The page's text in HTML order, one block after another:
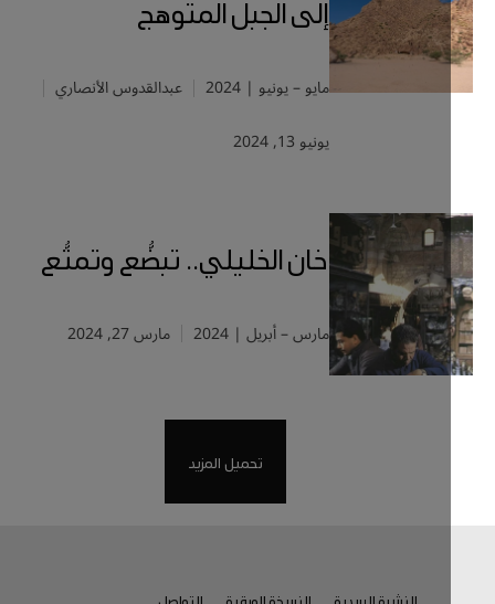
إلى الجبل المتوهج
مايو – يونيو | 2024
عبدالقدوس الأنصاري
خان الخليلي.. تبضُّع وتمتُّع
مارس – أبريل | 2024 مارس 27, 2024
تحميل المزيد
النشرة البريدية النسخة الورقية التواصل